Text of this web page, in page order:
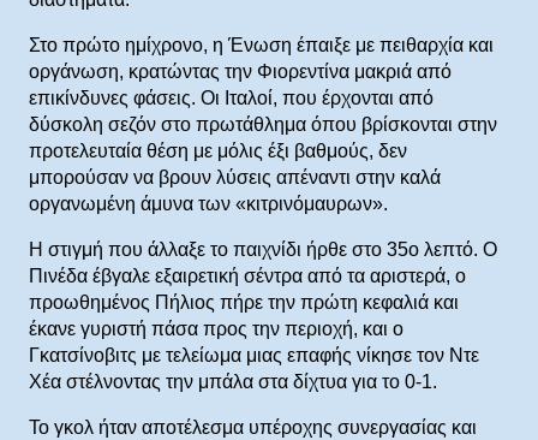
Στο πρώτο ημίχρονο, η Ένωση έπαιξε με πειθαρχία και
οργάνωση, κρατώντας την Φιορεντίνα μακριά από
επικίνδυνες φάσεις. Οι Ιταλοί, που έρχονται από
δύσκολη σεζόν στο πρωτάθλημα όπου βρίσκονται στην
προτελευταία θέση με μόλις έξι βαθμούς, δεν
μπορούσαν να βρουν λύσεις απέναντι στην καλά
οργανωμένη άμυνα των «κιτρινόμαυρων».
Η στιγμή που άλλαξε το παιχνίδι ήρθε στο 35ο λεπτό. Ο
Πινέδα έβγαλε εξαιρετική σέντρα από τα αριστερά, ο
προωθημένος Πήλιος πήρε την πρώτη κεφαλιά και
έκανε γυριστή πάσα προς την περιοχή, και ο
Γκατσίνοβιτς με τελείωμα μιας επαφής νίκησε τον Ντε
Χέα στέλνοντας την μπάλα στα δίχτυα για το 0-1.
Το γκολ ήταν αποτέλεσμα υπέροχης συνεργασίας και